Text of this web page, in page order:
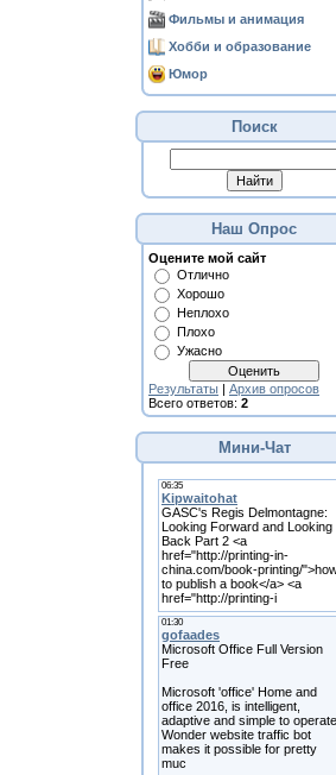
Фильмы и анимация
Хобби и образование
Юмор
Поиск
Наш Опрос
Оцените мой сайт
Отлично
Хорошо
Неплохо
Плохо
Ужасно
Результаты | Архив опросов
Всего ответов: 2
Мини-Чат